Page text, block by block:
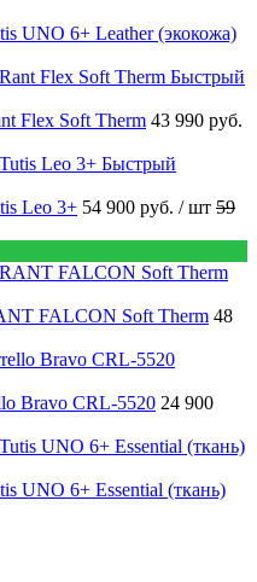
UNO 6+ Leather (экокожа)
Быстрый
Flex Soft Therm 43 990 руб.
Быстрый
Leo 3+ 54 900 руб. / шт 59
FALCON Soft Therm 48
Bravo CRL-5520 24 900
UNO 6+ Essential (ткань)